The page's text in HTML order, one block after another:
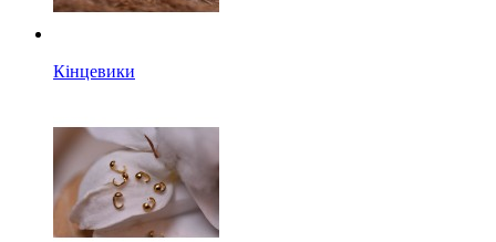
Кінцевики